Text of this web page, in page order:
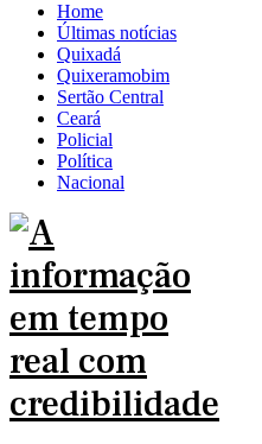
Home
Últimas notícias
Quixadá
Quixeramobim
Sertão Central
Ceará
Policial
Política
Nacional